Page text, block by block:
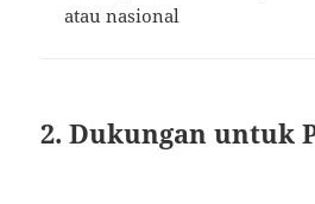
atau nasional
2. Dukungan untuk